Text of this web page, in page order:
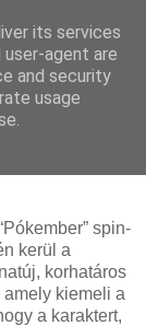
spin-
kerül a
korhatáros
kiemeli a
a karaktert,
its services
user-agent are
and security
usage